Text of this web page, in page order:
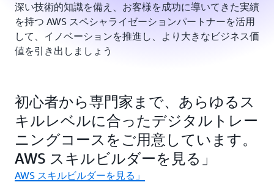
深い技術的知識を備え、お客様を成功に導いてきた実績
を持つ AWS スペシャライゼーションパートナーを活用
して、イノベーションを推進し、より大きなビジネス価
値を引き出しましょう
初心者から専門家まで、あらゆるス
キルレベルに合ったデジタルトレー
ニングコースをご用意しています。
AWS スキルビルダーを見る」
AWS スキルビルダーを見る」